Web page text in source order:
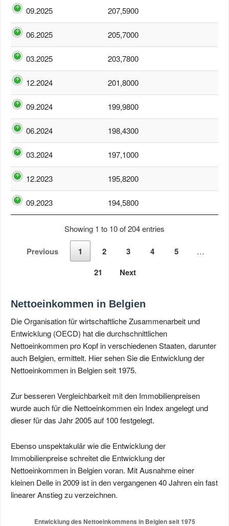
09.2025 207,5900
06.2025 205,7000
03.2025 203,7800
12.2024 201,8000
09.2024 199,9800
06.2024 198,4300
03.2024 197,1000
12.2023 195,8200
09.2023 194,5800
Showing 1 to 10 of 204 entries
Previous 1 2 3 4 5 …
21 Next
Nettoeinkommen in Belgien
Die Organisation für wirtschaftliche Zusammenarbeit und
Entwicklung (OECD) hat die durchschnittlichen
Nettoeinkommen pro Kopf in verschiedenen Staaten, darunter
auch Belgien, ermittelt. Hier sehen Sie die Entwicklung der
Nettoeinkommen in Belgien seit 1975.
Zur besseren Vergleichbarkeit mit den Immobilienpreisen
wurde auch für die Nettoeinkommen ein Index angelegt und
dieser für das Jahr 2005 auf 100 festgelegt.
Ebenso unspektakulär wie die Entwicklung der
Immobilienpreise schreitet die Entwicklung der
Nettoeinkommen in Belgien voran. Mit Ausnahme einer
kleinen Delle in 2009 ist in den vergangenen 40 Jahren ein fast
linearer Anstieg zu verzeichnen.